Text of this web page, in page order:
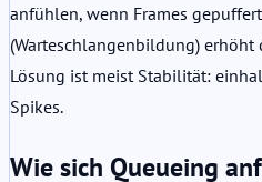
anfühlen, wenn Frames
(Warteschlangenbildung) erhöht
Lösung ist meist Stabilität:
Spikes.
Wie sich Queueing